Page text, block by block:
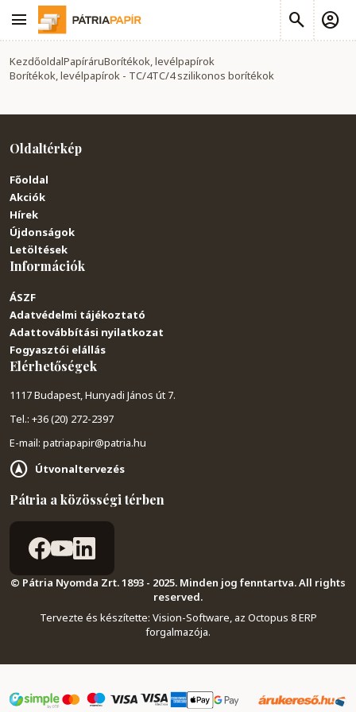
KezdőoldalPapíráruBorítékok, levélpapírok
Borítékok, levélpapírok - TC/4TC/4 szilikonos borítékok
Oldaltérkép
Főoldal
Akciók
Hírek
Újdonságok
Letöltések
Információk
ÁSZF
Adatvédelmi tájékoztató
Adattovábbítási nyilatkozat
Fogyasztói elállás
Elérhetőségek
1117 Budapest, Hunyadi János út 7.
Tel.: +36 (20) 272-2397
E-mail: patriapapir@patria.hu
Útvonaltervezés
Pátria a közösségi térben
© Pátria Nyomda Zrt. 1893 - 2025. Minden jog fenntartva. All rights
reserved.
Tervezte és készítette: Vision-Software, az Octopus 8 ERP
forgalmazója.